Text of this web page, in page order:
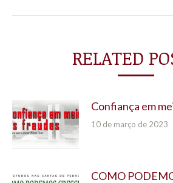
RELATED
Confiança em
10 de março de 2023
COMO